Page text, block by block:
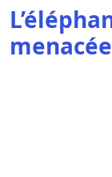
menacée